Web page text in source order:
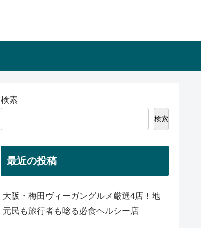
検索
検索
最近の投稿
大阪・梅田ヴィーガングルメ厳選4店！地
元民も旅行者も唸る必食ヘルシー店